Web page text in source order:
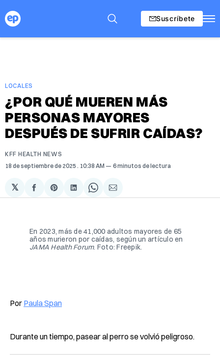
Suscríbete
LOCALES
¿POR QUÉ MUEREN MÁS
PERSONAS MAYORES
DESPUÉS DE SUFRIR CAÍDAS?
KFF HEALTH NEWS
18 de septiembre de 2025 . 10:38 AM 6 minutos de lectura
𝕏
Compartir
en
Share
on
Compartir
en
Share
on
Compartir
via
En 2023, más de 41,000 adultos mayores de 65
JAMA Health Forum. Foto: Freepik.
Por Paula Span
Durante un tiempo, pasear al perro se volvió peligroso.